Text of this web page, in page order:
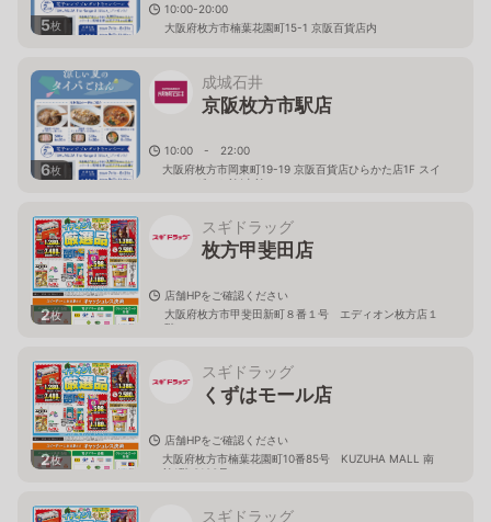
5枚
10:00-20:00
大阪府枚方市楠葉花園町15-1 京阪百貨店内
6枚
成城石井
京阪枚方市駅店
10:00 - 22:00
大阪府枚方市岡東町19-19 京阪百貨店ひらかた店1F スイ
ーツ＆ギフト館(東館
2枚
スギドラッグ
枚方甲斐田店
店舗HPをご確認ください
大阪府枚方市甲斐田新町８番１号 エディオン枚方店１
階
2枚
スギドラッグ
くずはモール店
店舗HPをご確認ください
大阪府枚方市楠葉花園町10番85号 KUZUHA MALL 南
館1階 S103号
スギドラッグ